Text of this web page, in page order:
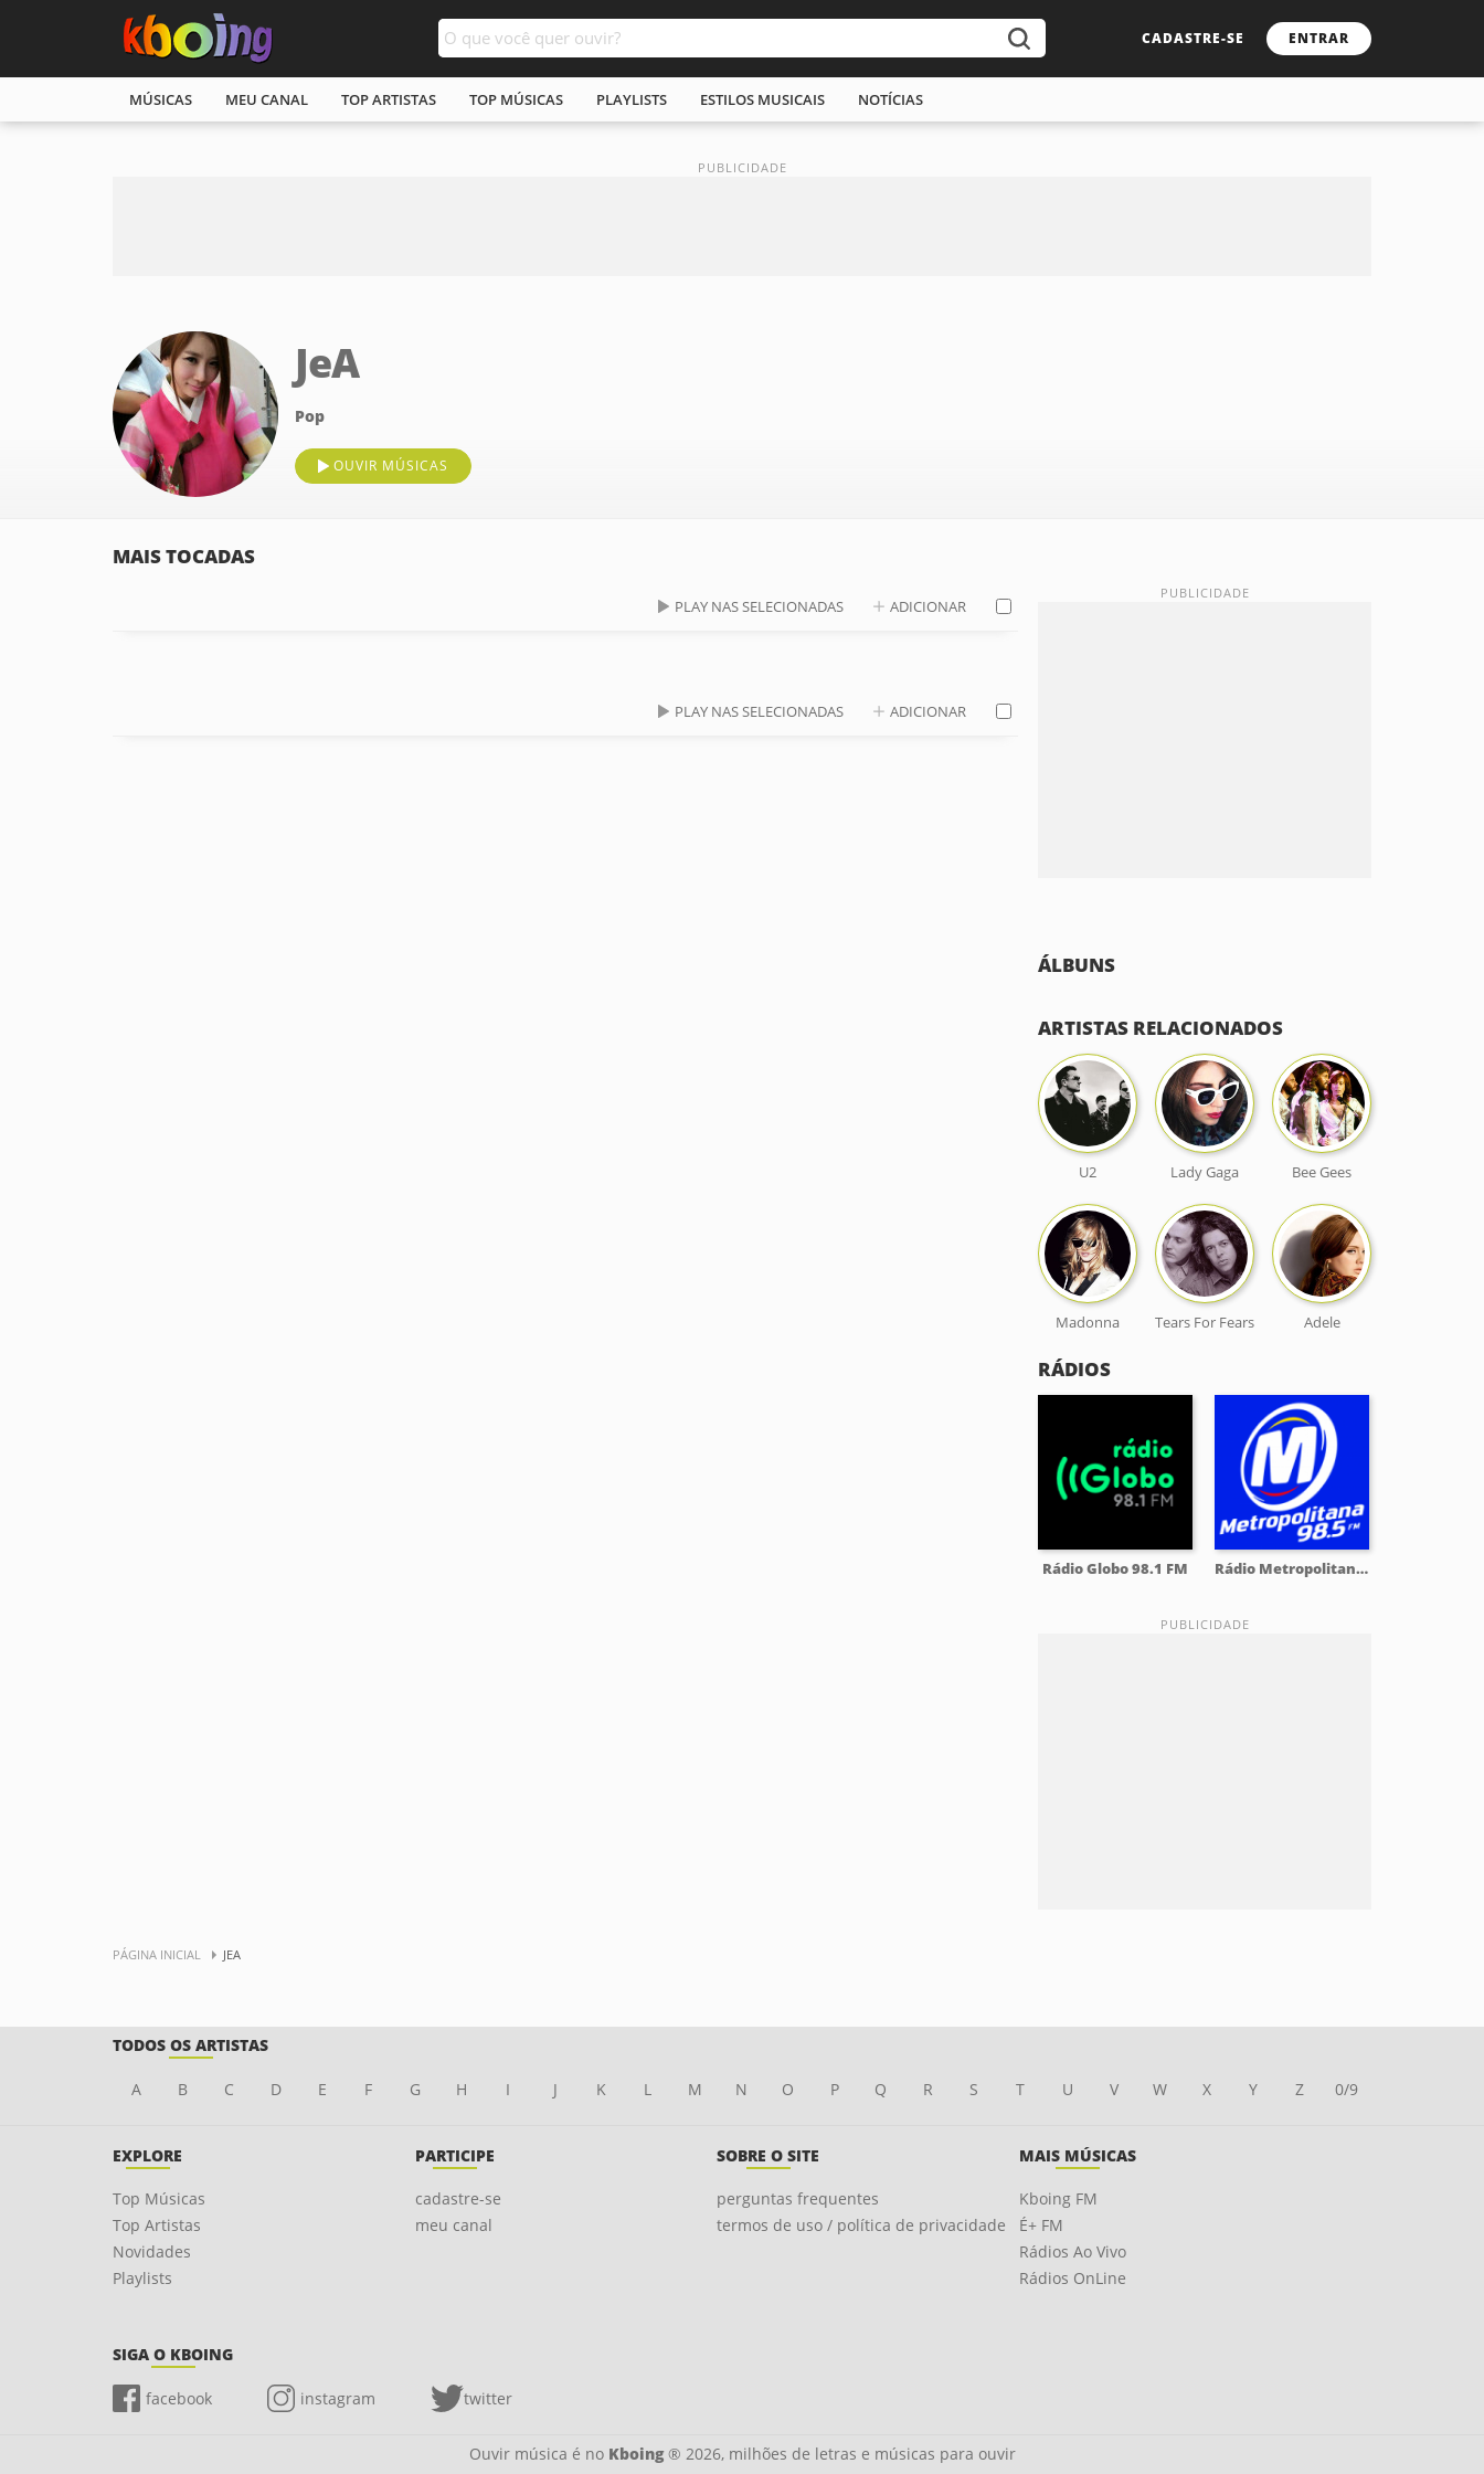
CADASTRE-SE ENTRAR
MÚSICAS MEU CANAL TOP ARTISTAS TOP MÚSICAS PLAYLISTS ESTILOS MUSICAIS NOTÍCIAS
JeA
Pop
OUVIR MÚSICAS
MAIS TOCADAS
PLAY NAS SELECIONADAS ADICIONAR
PLAY NAS SELECIONADAS ADICIONAR
ÁLBUNS
ARTISTAS RELACIONADOS
U2 Lady Gaga Bee Gees
Madonna Tears For Fears Adele
RÁDIOS
Rádio Globo 98.1 FM Rádio Metropolitana 98.5 FM
PÁGINA INICIAL JEA
TODOS OS ARTISTAS
A B C D E F G H I J K L M N O P Q R S T U V W X Y Z 0/9
EXPLORE
Top Músicas
Top Artistas
Novidades
Playlists
PARTICIPE
cadastre-se
meu canal
SOBRE O SITE
perguntas frequentes
termos de uso / política de privacidade
MAIS MÚSICAS
Kboing FM
É+ FM
Rádios Ao Vivo
Rádios OnLine
SIGA O KBOING
facebook instagram twitter
Ouvir música é no Kboing® 2026, milhões de letras e músicas para ouvir